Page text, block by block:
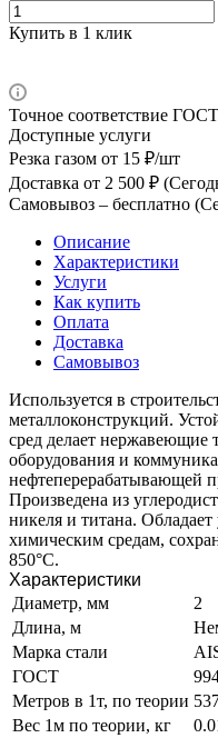
Купить в 1 клик
Точное соответствие
Доступные услуги
Резка газом от 15 ₽/шт
Доставка от 2 500 ₽
Самовывоз – бесплатно
Описание
Характеристики
Услуги
Как купить
Оплата
Доставка
Самовывоз
Используется в
металлоконструкций.
сред делает нержавеющие
оборудования и
нефтеперерабатывающей
Произведена из
никеля и титана.
химическим средам,
850°C.
Характеристики
Диаметр, мм
2
Длина, м
Марка стали
ГОСТ
Метров в 1т, по теории
Вес 1м по теории, кг